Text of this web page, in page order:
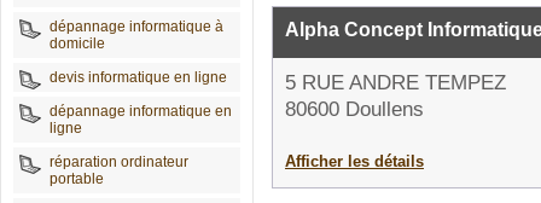
dépannage informatique à
domicile
devis informatique en ligne
dépannage informatique en
ligne
réparation ordinateur
portable
Alpha Concept
5 RUE ANDRE TEMPEZ
80600 Doullens
Afficher les détails